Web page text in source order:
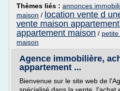
Thèmes liés : annonces
maison / location vente d
vente maison appartement
appartement maison /
maison
Agence immobilière,
appartement ...
Bienvenue sur le site web de